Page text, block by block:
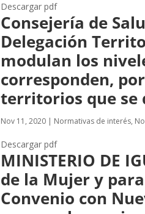
Descargar pdf
Consejería de
Delegación
modulan los
corresponden,
territorios que se
Nov 11, 2020 | Normativas de interés,
Descargar pdf
MINISTERIO DE
de la Mujer y
Convenio con